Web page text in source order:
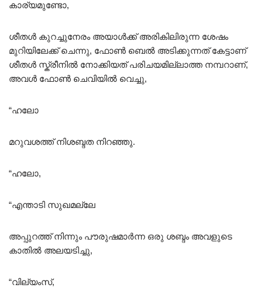
കാര്യമുണ്ടോ,
ശീതൾ കുറച്ചുനേരം അയാൾക്ക് അരികിലിരുന്ന ശേഷം
മുറിയിലേക്ക് ചെന്നു, ഫോൺ ബെൽ അടിക്കുന്നത് കേട്ടാണ്
ശീതൾ സ്ക്രീനിൽ നോക്കിയത് പരിചയമില്ലാത്ത നമ്പറാണ്,
അവൾ ഫോൺ ചെവിയിൽ വെച്ചു,
“ഹലോ
മറുവശത്ത് നിശബ്ദത നിറഞ്ഞു.
“ഹലോ,
“എന്താടി സുഖമല്ലേ
അപ്പുറത്ത് നിന്നും പൗരുഷമാർന്ന ഒരു ശബ്ദം അവളുടെ
കാതിൽ അലയടിച്ചു,
“വില്യംസ്,